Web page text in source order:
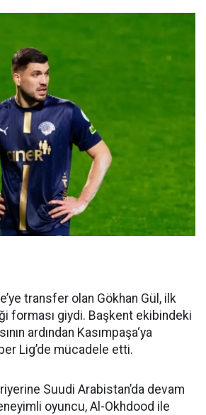
transfer olan Gökhan Gül, ilk
forması giydi. Başkent ekibindeki
ardından Kasımpaşa‘ya
Lig’de mücadele etti.
Suudi Arabistan’da devam
oyuncu, Al-Okhdood ile